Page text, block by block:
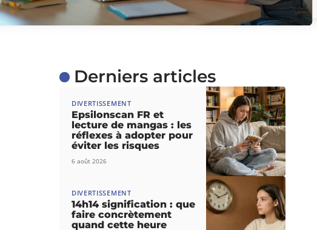
Derniers articles
DIVERTISSEMENT
Epsilonscan FR et
lecture de mangas : les
réflexes à adopter pour
éviter les risques
6 août 2026
DIVERTISSEMENT
14h14 signification : que
faire concrètement
quand cette heure